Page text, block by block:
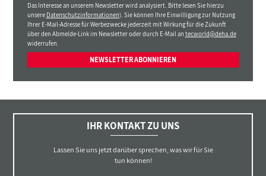
Das Interesse an unserem Newsletter wird analysiert. Bitte lesen Sie hierzu
unsere Datenschutzinformationen). Sie können Ihre Einwilligung zur Nutzung
Ihrer E-Mail-Adresse für Werbezwecke jederzeit mit Wirkung für die Zukunft
über den Abmelde-Link im Newsletter oder durch E-Mail an tecworld@deha.de
widerrufen.
NEWSLETTER ABONNIEREN
IHR KONTAKT ZU UNS
Lassen Sie uns jetzt darüber sprechen, was wir für Sie
tun können!